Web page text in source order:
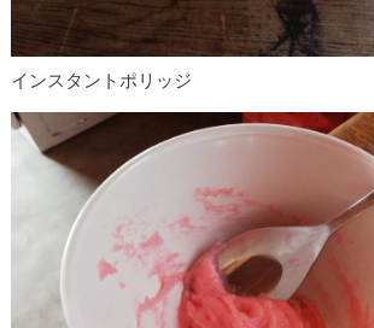
インスタントポリッジ